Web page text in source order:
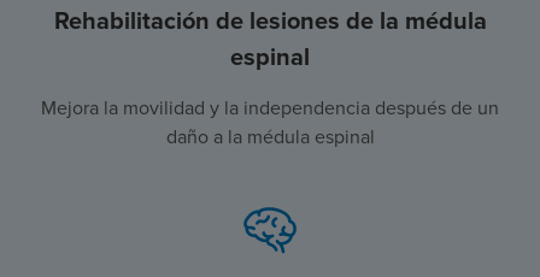
Rehabilitación de lesiones de la médula
espinal
Mejora la movilidad y la independencia después de un
daño a la médula espinal